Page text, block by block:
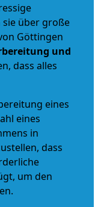
sie über große
Göttingen
und
dass alles
eines
eines
in
dass
um den